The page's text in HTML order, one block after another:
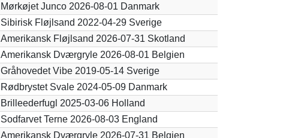
Mørkøjet Junco 2026-08-01 Danmark
Sibirisk Fløjlsand 2022-04-29 Sverige
Amerikansk Fløjlsand 2026-07-31 Skotland
Amerikansk Dværgryle 2026-08-01 Belgien
Gråhovedet Vibe 2019-05-14 Sverige
Rødbrystet Svale 2024-05-09 Danmark
Brilleederfugl 2025-03-06 Holland
Sodfarvet Terne 2026-08-03 England
Amerikansk Dværgryle 2026-07-31 Belgien